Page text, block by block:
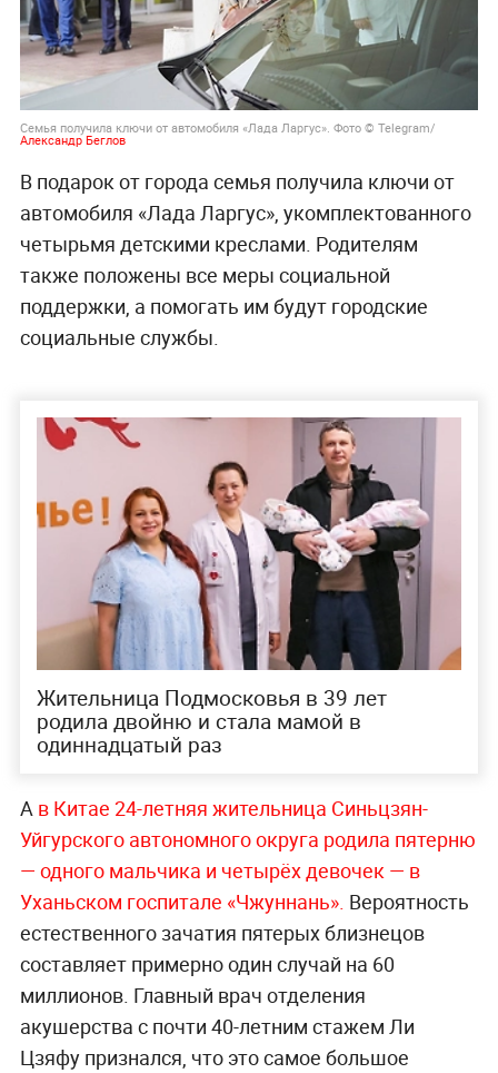
Семья получила ключи от автомобиля «Лада Ларгус». Фото © Telegram/
Александр Беглов
В подарок от города семья получила ключи от
автомобиля «Лада Ларгус», укомплектованного
четырьмя детскими креслами. Родителям
также положены все меры социальной
поддержки, а помогать им будут городские
социальные службы.
Жительница Подмосковья в 39 лет
родила двойню и стала мамой в
одиннадцатый раз
А в Китае 24-летняя жительница Синьцзян-
Уйгурского автономного округа родила пятерню
— одного мальчика и четырёх девочек — в
Уханьском госпитале «Чжуннань». Вероятность
естественного зачатия пятерых близнецов
составляет примерно один случай на 60
миллионов. Главный врач отделения
акушерства с почти 40-летним стажем Ли
Цзяфу признался, что это самое большое